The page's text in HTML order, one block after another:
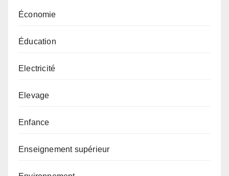
Économie
Éducation
Electricité
Elevage
Enfance
Enseignement supérieur